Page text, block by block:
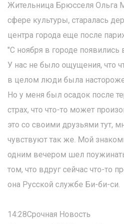
Жительница Брюсселя Ольга
сфере культуры, старалась
центра города еще после
"С ноября в городе
У нас не было ощущения, что
в целом люди была
Но у меня был осадок после
страх, что что-то может
это со своими друзьями тут,
чувствуют так же. Мой
одним вечером шел
том, что вдруг сейчас что-то
она Русской службе Би-би-си.
14:28Срочная Новость